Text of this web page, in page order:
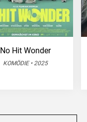
No Hit Wonder
KOMÖDIE • 2025